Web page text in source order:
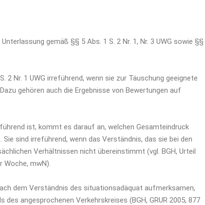
gemäß §§ 5 Abs. 1 S. 2 Nr. 1, Nr. 3 UWG sowie §§
2 Nr. 1 UWG irreführend, wenn sie zur Täuschung geeignete
gehören auch die Ergebnisse von Bewertungen auf
ist, kommt es darauf an, welchen Gesamteindruck
sind irreführend, wenn das Verständnis, das sie bei den
Verhältnissen nicht übereinstimmt (vgl. BGH, Urteil
Woche, mwN).
dem Verständnis des situationsadäquat aufmerksamen,
angesprochenen Verkehrskreises (BGH, GRUR 2005, 877